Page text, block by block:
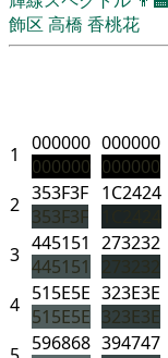
飾区 高橋 香桃花
1
000000
000000
000000
000000
2 353F3F
353F3F
1C2424
3 445151
445151
273232
273232
4 515E5E
515E5E
323E3E
323E3E
596868 394747